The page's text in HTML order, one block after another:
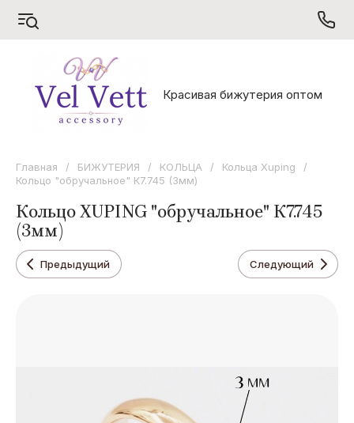
S
Sarrsa
V
Vel Vett
X
Красивая бижутерия оптом
Главная / БИЖУТЕРИЯ / КОЛЬЦА / Кольца Xuping
/
Кольцо "обручальное" К7.745 (3мм)
Кольцо XUPING "обручальное" К7.745
(3мм)
Предыдущий Следующий